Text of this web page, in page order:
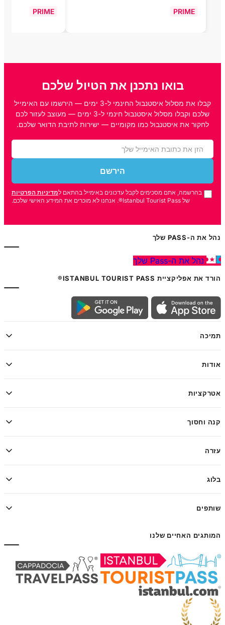
PRIME
PRIME
בואו נתכנן את הטיול שלכם
קבלו את מסלול איסטנבול החינמי ל-3 ימים — הירשמו עם האימייל
שלכם וקבלו מסלול איסטנבול חינמי ל-3 ימים — מעוצב לעזור לכם
לחקור את איסטנבול כמו מקומיים — ישירות לתיבת הדואר שלכם.
הירשם
בהרשמה, אתם מסכימים לקבל עדכונים באימייל בהתאם למדיניות הפרטיות
של Istanbul Tourist Pass®. אנחנו לא מוכרים את המידע האישי שלכם.
נהל את ה-PASS שלך
נהל את ה-Pass שלך
הורד את אפליקציית ISTANBUL TOURIST PASS®
תמיכה
אודות
אטרקציות
קנה וחסוך
עזרה
בלוג
שותפים
המותגים האחיים שלנו